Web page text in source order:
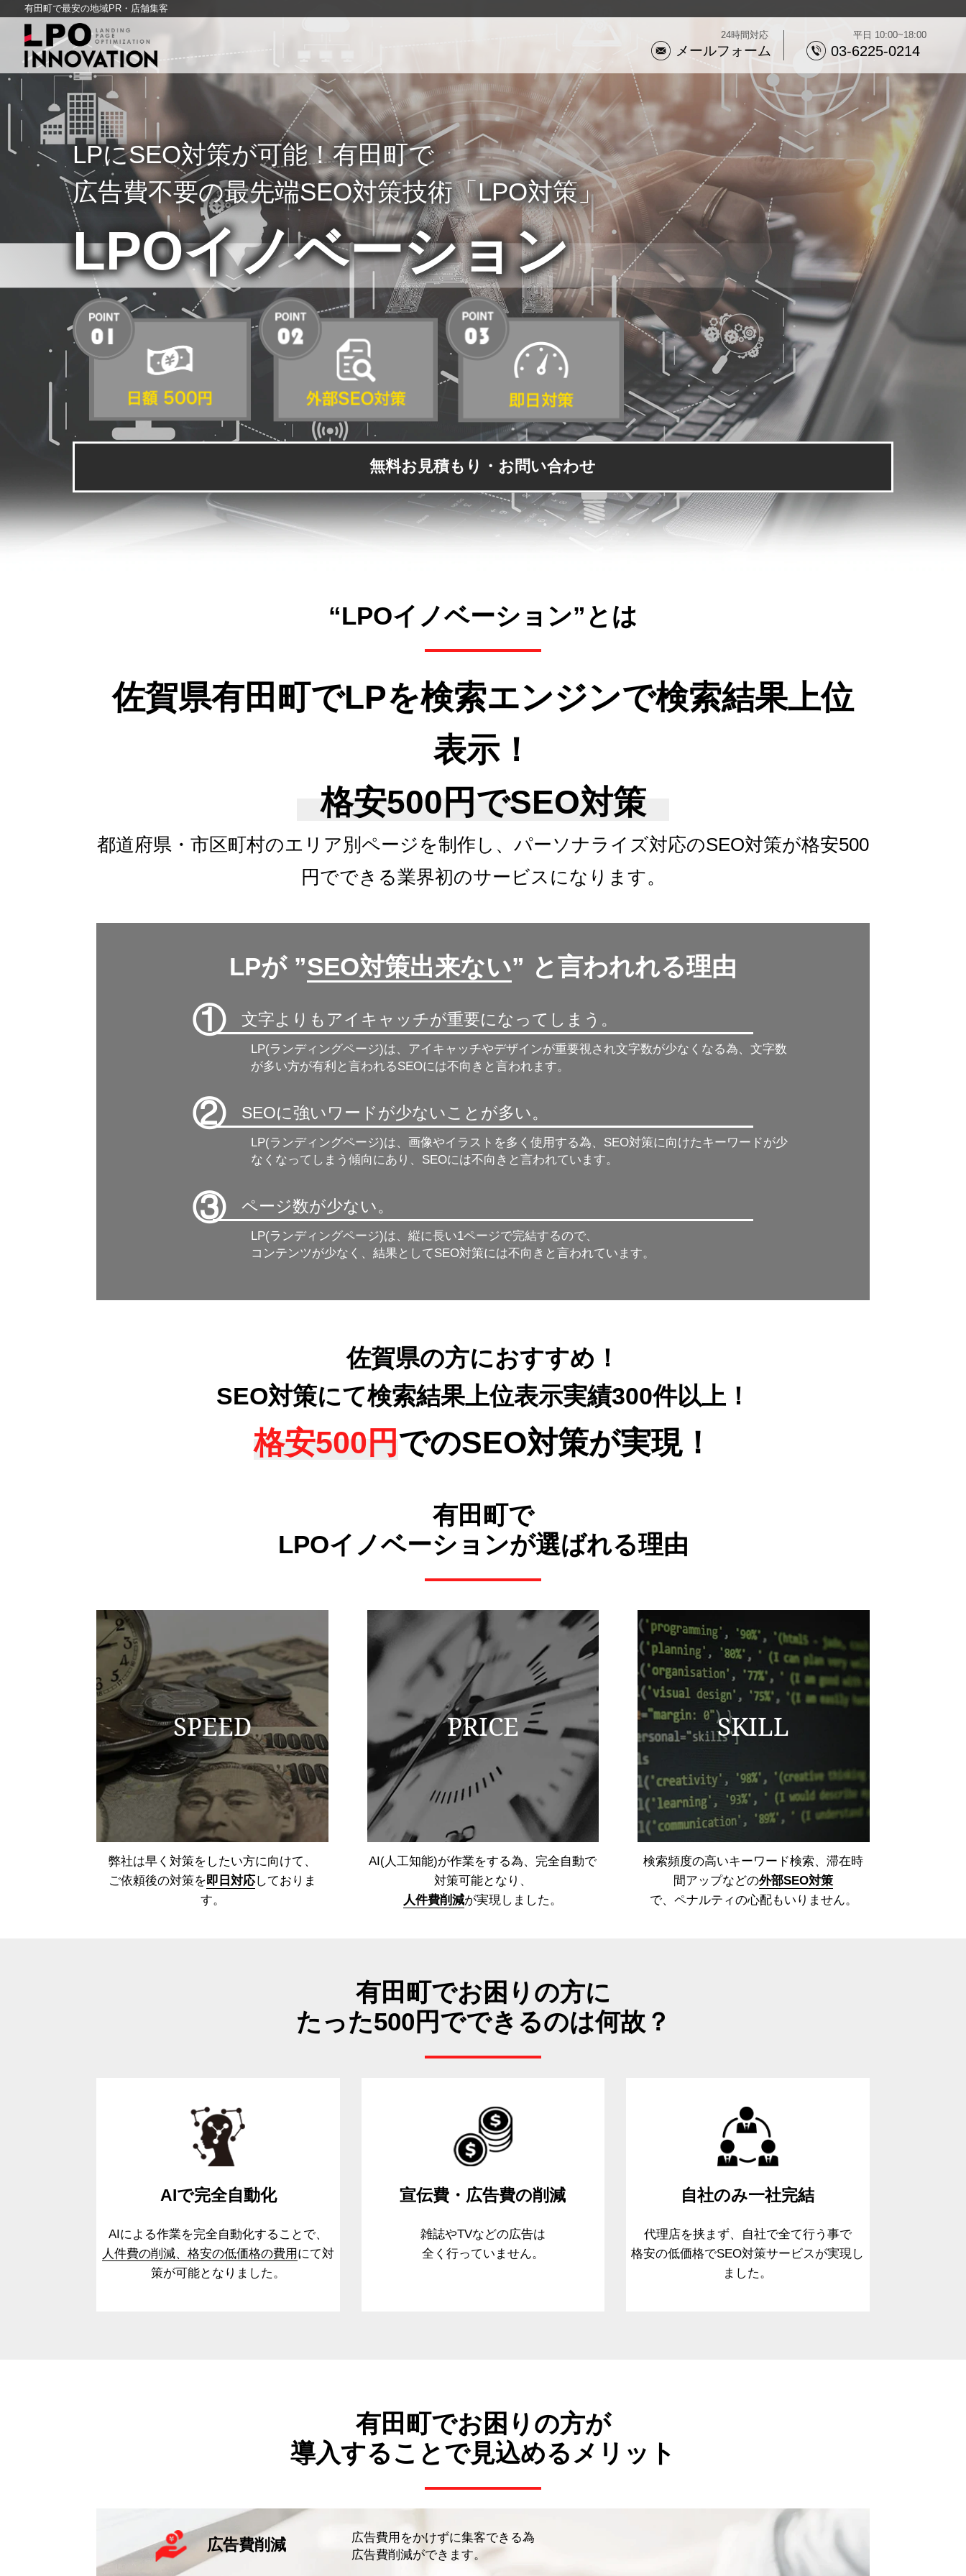
有田町で最安の地域PR・店舗集客
24時間対応
メールフォーム
平日 10:00~18:00
03-6225-0214
LPにSEO対策が可能！有田町で
広告費不要の最先端SEO対策技術「LPO対策」
LPOイノベーション
無料お見積もり・お問い合わせ
“LPOイノベーション”とは
佐賀県有田町でLPを検索エンジンで検索結果上位
表示！
格安500円でSEO対策
都道府県・市区町村のエリア別ページを制作し、 パーソナライズ対応のSEO対策が格安500
円でできる業界初のサービスになります。
LPが ”SEO対策出来ない” と言われれる理由
① 文字よりもアイキャッチが重要になってしまう。
LP(ランディングページ)は、アイキャッチやデザインが重要視され文字数が少なくなる為、文字数
が多い方が有利と言われるSEOには不向きと言われます。
② SEOに強いワードが少ないことが多い。
LP(ランディングページ)は、画像やイラストを多く使用する為、 SEO対策に向けたキーワードが少
なくなってしまう傾向にあり、SEOには不向きと言われています。
③ ページ数が少ない。
LP(ランディングページ)は、縦に長い1ページで完結するので、
コンテンツが少なく、結果としてSEO対策には不向きと言われています。
佐賀県の方におすすめ！
SEO対策にて検索結果上位表示実績300件以上！
格安500円でのSEO対策が実現！
有田町で
LPOイノベーションが選ばれる理由
SPEED
弊社は早く対策をしたい方に向けて、
ご依頼後の対策を即日対応しておりま
す。
PRICE
AI(人工知能)が作業をする為、 完全自動で
対策可能となり、
人件費削減が実現しました。
SKILL
検索頻度の高いキーワード検索、滞在時
間アップなどの外部SEO対策
で、ペナルティの心配もいりません。
有田町でお困りの方に
たった500円でできるのは何故？
AIで完全自動化
AIによる作業を完全自動化することで、
人件費の削減、格安の低価格の費用にて対
策が可能となりました。
宣伝費・広告費の削減
雑誌やTVなどの広告は
全く行っていません。
自社のみ一社完結
代理店を挟まず、自社で全て行う事で
格安の低価格でSEO対策サービスが実現し
ました。
有田町でお困りの方が
導入することで見込めるメリット
広告費削減
広告費用をかけずに集客できる為
広告費削減ができます。